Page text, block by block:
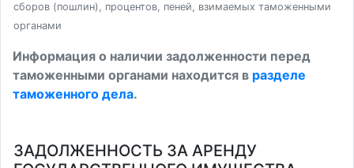
сборов (пошлин), процентов, пеней, взимаемых таможенными
органами
Информация о наличии задолженности перед
таможенными органами находится в разделе
таможенного дела.
ЗАДОЛЖЕННОСТЬ ЗА АРЕНДУ